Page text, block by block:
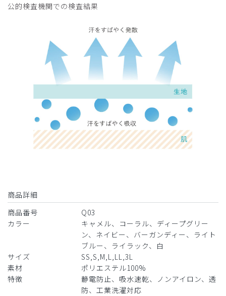
公的検査機関での検査結果
商品詳細
商品番号
Q03
カラー
キャメル、コーラル、ディープグリー
ン、ネイビー、バーガンディー、ライト
ブルー、ライラック、白
サイズ
SS,S,M,L,LL,3L
素材
ポリエステル100%
特徴
静電防止、吸水速乾、ノンアイロン、透
防、工業洗濯対応